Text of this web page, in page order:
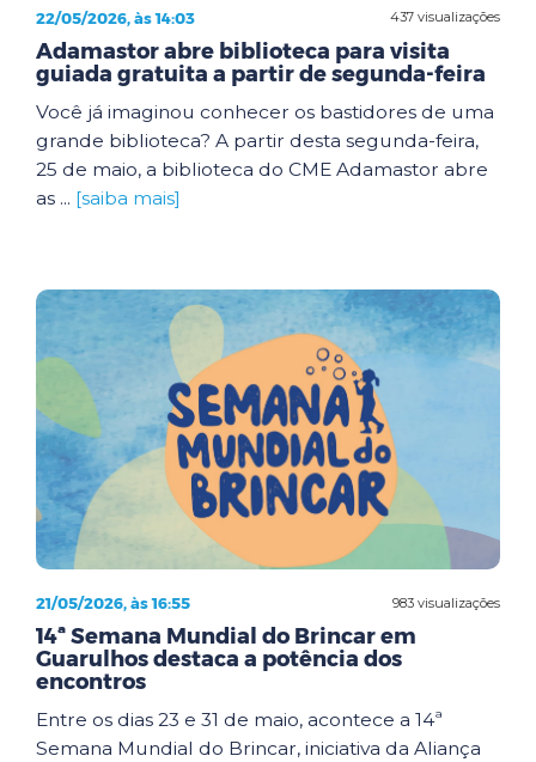
437 visualizações
22/05/2026, às 14:03
Adamastor abre biblioteca para visita
guiada gratuita a partir de segunda-feira
Você já imaginou conhecer os bastidores de uma
grande biblioteca? A partir desta segunda-feira,
25 de maio, a biblioteca do CME Adamastor abre
as ... [saiba mais]
983 visualizações
21/05/2026, às 16:55
14ª Semana Mundial do Brincar em
Guarulhos destaca a potência dos
encontros
Entre os dias 23 e 31 de maio, acontece a 14ª
Semana Mundial do Brincar, iniciativa da Aliança